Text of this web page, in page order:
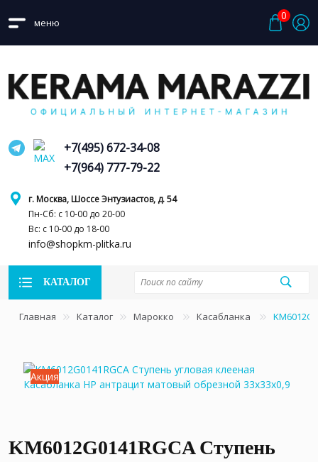
меню
0
г. Москва, Шоссе Энтузиастов, д. 54
Пн-Сб: с 10-00 до 20-00
Вс: с 10-00 до 18-00
info@shopkm-plitka.ru
+7(495) 672-34-08
+7(964) 777-79-22
КАТАЛОГ
Главная Каталог Марокко Касабланка
Акция
KM6012G0141RGCA Ступень